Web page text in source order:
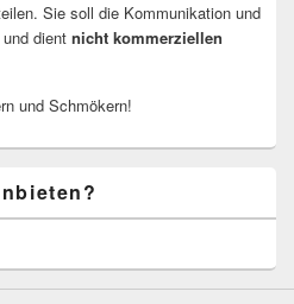
Sie soll die Kommunikation und
dient nicht kommerziellen
und Schmökern!